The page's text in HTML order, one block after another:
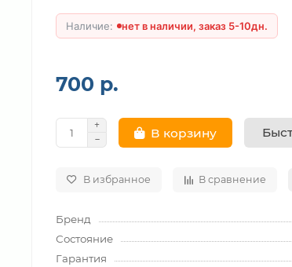
нет в наличии, заказ 5-10дн.
700 р.
В корзину
В избранное В сравнение
Бренд
Состояние
Гарантия